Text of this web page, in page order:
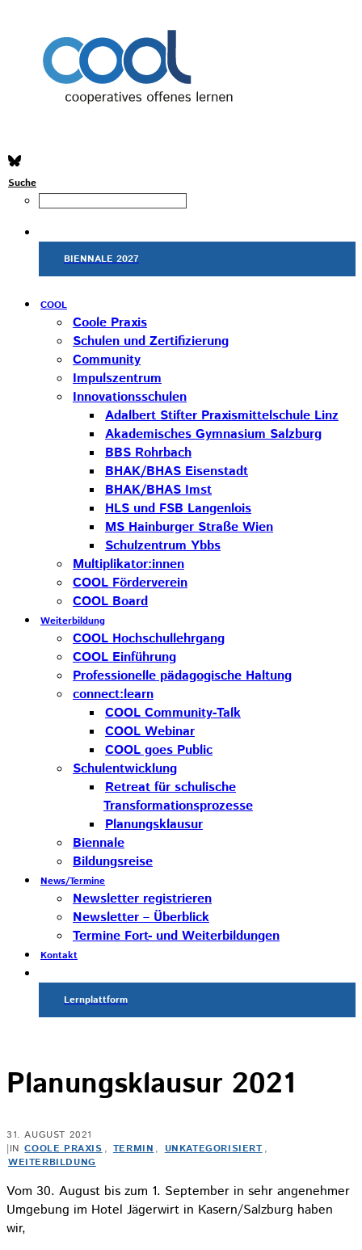
Suche
BIENNALE 2027
COOL
Coole Praxis
Schulen und Zertifizierung
Community
Impulszentrum
Innovationsschulen
Adalbert Stifter Praxismittelschule Linz
Akademisches Gymnasium Salzburg
BBS Rohrbach
BHAK/BHAS Eisenstadt
BHAK/BHAS Imst
HLS und FSB Langenlois
MS Hainburger Straße Wien
Schulzentrum Ybbs
Multiplikator:innen
COOL Förderverein
COOL Board
Weiterbildung
COOL Hochschullehrgang
COOL Einführung
Professionelle pädagogische Haltung
connect:learn
COOL Community-Talk
COOL Webinar
COOL goes Public
Schulentwicklung
Retreat für schulische
Transformationsprozesse
Planungsklausur
Biennale
Bildungsreise
News/Termine
Newsletter registrieren
Newsletter – Überblick
Termine Fort- und Weiterbildungen
Kontakt
Lernplattform
Planungsklausur 2021
31. AUGUST 2021
|IN COOLE PRAXIS , TERMIN , UNKATEGORISIERT ,
WEITERBILDUNG
Vom 30. August bis zum 1. September in sehr angenehmer
Umgebung im Hotel Jägerwirt in Kasern/Salzburg haben
wir,